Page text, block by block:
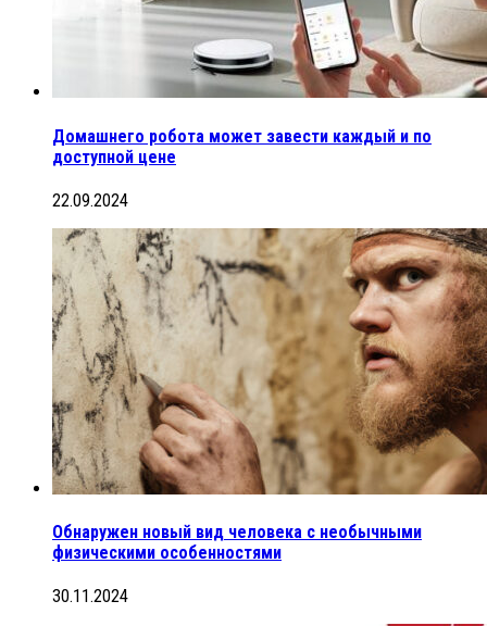
Домашнего робота может завести каждый и по
доступной цене
22.09.2024
Обнаружен новый вид человека с необычными
физическими особенностями
30.11.2024